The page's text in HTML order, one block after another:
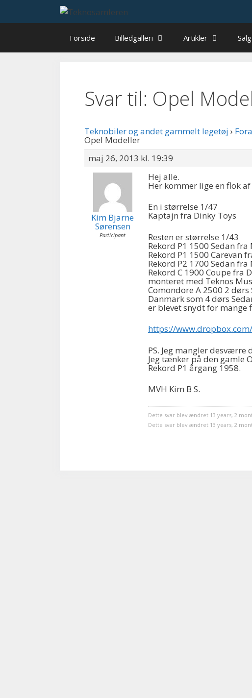
Forside Billedgalleri Artikler
Svar til: Opel
Teknobiler og andet gammelt legetøj › Fora
Opel Modeller
maj 26, 2013 kl. 19:39
Kim Bjarne
Sørensen
Participant
Hej alle.
Her kommer lige en flok
En i størrelse 1/47
Kaptajn fra Dinky Toys
Resten er størrelse 1/43
Rekord P1 1500 Sedan
Rekord P1 1500 Carevan
Rekord P2 1700 Sedan
Rekord C 1900 Coupe fra
monteret med Teknos
Comondore A 2500 2
Danmark som 4 dørs
er blevet snydt for mange
https://
PS. Jeg mangler
Jeg tænker på den gamle
Rekord P1 årgang 1958.
MVH Kim B S.
Dette svar blev ændret 13 years, 2
Dette svar blev ændret 13 years, 2